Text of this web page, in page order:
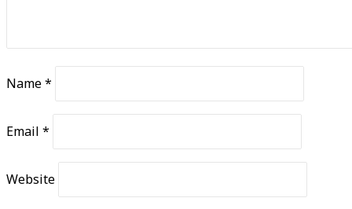
Name*
Email *
Website